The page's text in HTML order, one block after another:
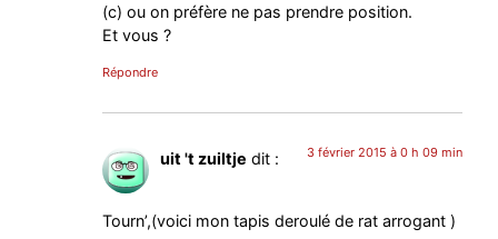
(c) ou on préfère ne pas prendre position.
Et vous ?
Répondre
uit 't zuiltje dit : 3 février 2015 à 0 h 09 min
Tourn’,(voici mon tapis deroulé de rat arrogant )